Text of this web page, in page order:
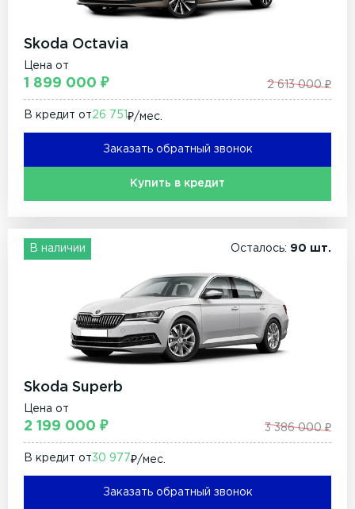
Skoda Octavia
Цена от
1 899 000 ₽ 2 613 000 ₽
В кредит от26 751 ₽/мec.
Заказать обратный звонок
Купить в кредит
В наличии Осталось: 90 шт.
Skoda Superb
Цена от
2 199 000 ₽ 3 386 000 ₽
В кредит от30 977₽/мec.
Заказать обратный звонок